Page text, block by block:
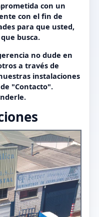
con un
con el fin de
para que usted,
busca.
no dude en
a través de
instalaciones
"Contacto".